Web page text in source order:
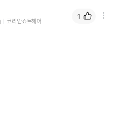
코리안쇼트헤어
1